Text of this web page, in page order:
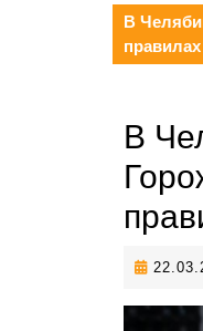
В
правилах
В